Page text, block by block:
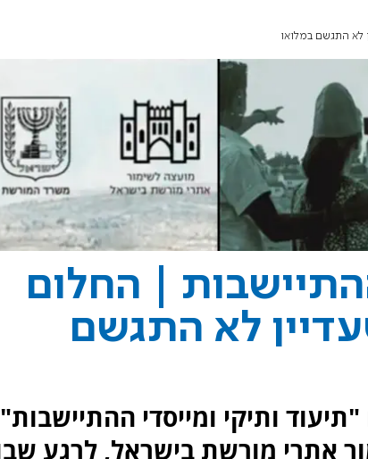
לא התגשם במלואו
| החלום
לא התגשם
ותיקי ומייסדי ההתיישבות"
אתרי מורשת בישראל, לרגע